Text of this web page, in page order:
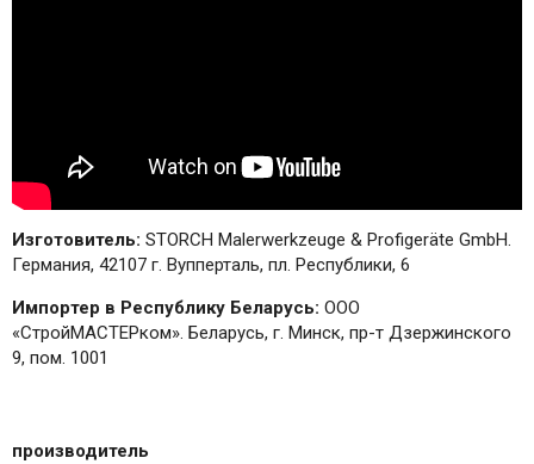
Изготовитель: STORCH Malerwerkzeuge & Profigeräte GmbH.
Германия, 42107 г. Вупперталь, пл. Республики, 6
Импортер в Республику Беларусь: ООО
«СтройМАСТЕРком». Беларусь, г. Минск, пр-т Дзержинского
9, пом. 1001
производитель